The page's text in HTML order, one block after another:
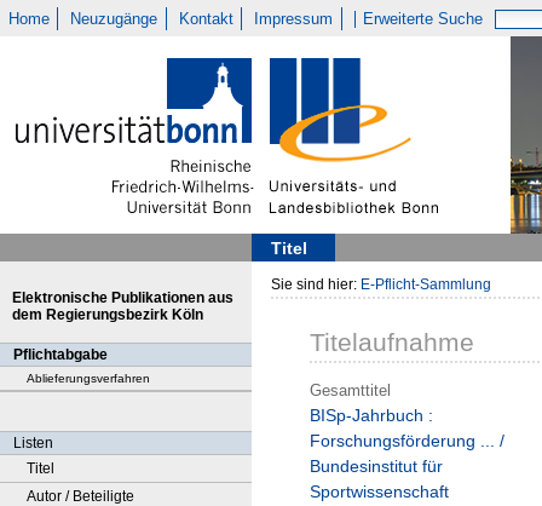
Home Neuzugänge Kontakt Impressum Erweiterte Suche
Titel
Elektronische Publikationen aus
dem Regierungsbezirk Köln
Pflichtabgabe
Ablieferungsverfahren
Listen
Titel
Autor / Beteiligte
Sie sind hier: E-Pflicht-Sammlung
Titelaufnahme
Gesamttitel
BISp-Jahrbuch :
Forschungsförderung ... /
Bundesinstitut für
Sportwissenschaft